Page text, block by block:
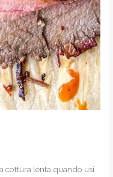
cottura lenta quando usi